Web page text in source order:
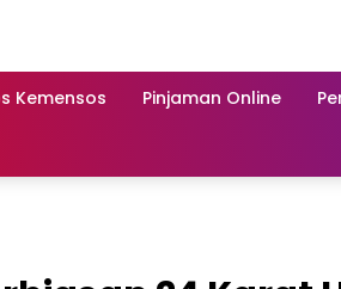
Kemensos Pinjaman Online